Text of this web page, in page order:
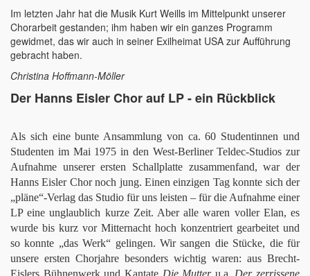
Im letzten Jahr hat die Musik Kurt Weills im Mittelpunkt unserer
Chorarbeit gestanden; ihm haben wir ein ganzes Programm
gewidmet, das wir auch in seiner Exilheimat USA zur Aufführung
gebracht haben.
Christina Hoffmann-Möller
Der Hanns Eisler Chor auf LP - ein Rückblick
Als sich eine bunte Ansammlung von ca. 60 Studentinnen und
Studenten im Mai 1975 in den West-Berliner Teldec-Studios zur
Aufnahme unserer ersten Schallplatte zusammenfand, war der
Hanns Eisler Chor noch jung. Einen einzigen Tag konnte sich der
„pläne“-Verlag das Studio für uns leisten – für die Aufnahme einer
LP eine unglaublich kurze Zeit. Aber alle waren voller Elan, es
wurde bis kurz vor Mitternacht hoch konzentriert gearbeitet und
so konnte „das Werk“ gelingen. Wir sangen die Stücke, die für
unsere ersten Chorjahre besonders wichtig waren: aus Brecht-
Eislers Bühnenwerk und Kantate Die Mutteru.a. Der zerrissene